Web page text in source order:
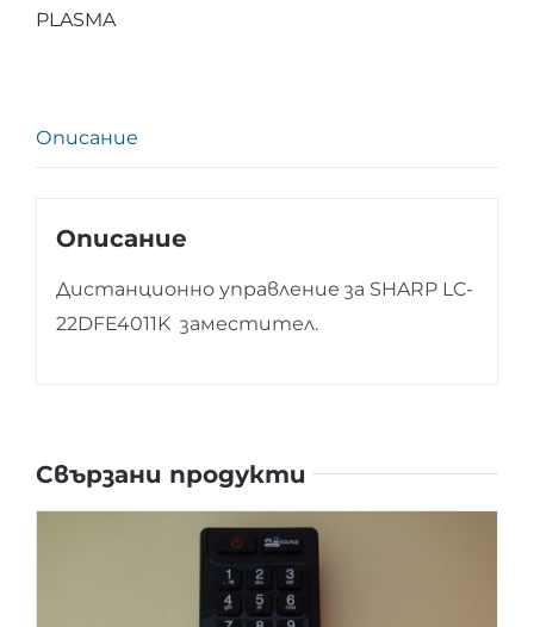
LC-
PLASMA
Описание
Описание
Дистанционно управление за SHARP LC-
22DFE4011K заместител.
Свързани продукти